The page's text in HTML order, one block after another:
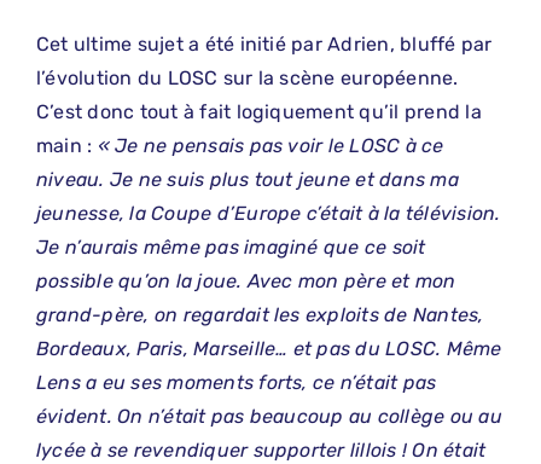
Cet ultime sujet a été initié par Adrien, bluffé par
l’évolution du LOSC sur la scène européenne.
C’est donc tout à fait logiquement qu’il prend la
main : « Je ne pensais pas voir le LOSC à ce
niveau. Je ne suis plus tout jeune et dans ma
jeunesse, la Coupe d’Europe c’était à la télévision.
Je n’aurais même pas imaginé que ce soit
possible qu’on la joue. Avec mon père et mon
grand-père, on regardait les exploits de Nantes,
Bordeaux, Paris, Marseille… et pas du LOSC. Même
Lens a eu ses moments forts, ce n’était pas
évident. On n’était pas beaucoup au collège ou au
lycée à se revendiquer supporter lillois ! On était